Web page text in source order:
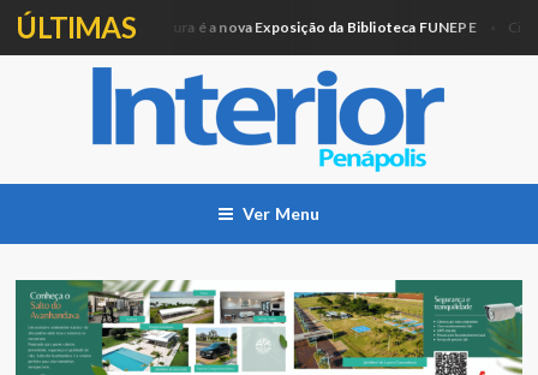
ÚLTIMAS
Artesanato e Pintura é a nova Exposição da Biblioteca FUNEPE Cidade
Ver Menu